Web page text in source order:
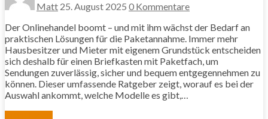
Matt 25. August 2025 0 Kommentare
Der Onlinehandel boomt – und mit ihm wächst der Bedarf an
praktischen Lösungen für die Paketannahme. Immer mehr
Hausbesitzer und Mieter mit eigenem Grundstück entscheiden
sich deshalb für einen Briefkasten mit Paketfach, um
Sendungen zuverlässig, sicher und bequem entgegennehmen zu
können. Dieser umfassende Ratgeber zeigt, worauf es bei der
Auswahl ankommt, welche Modelle es gibt,…